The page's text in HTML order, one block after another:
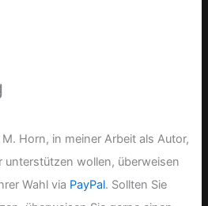
Horn, in meiner Arbeit als Autor,
unterstützen wollen, überweisen
Wahl via PayPal. Sollten Sie